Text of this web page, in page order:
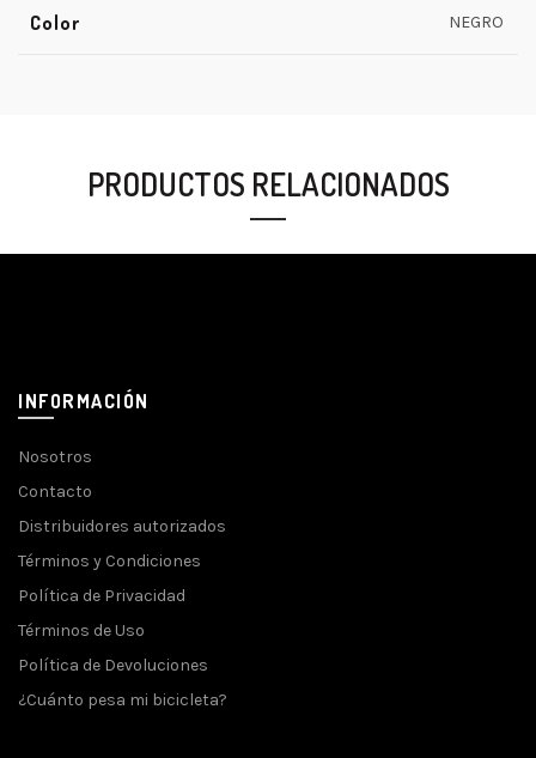
Color NEGRO
PRODUCTOS RELACIONADOS
INFORMACIÓN
Nosotros
Contacto
Distribuidores autorizados
Términos y Condiciones
Política de Privacidad
Términos de Uso
Política de Devoluciones
¿Cuánto pesa mi bicicleta?